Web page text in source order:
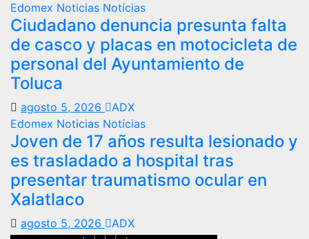
Edomex Noticias Notícias
Ciudadano denuncia presunta falta
de casco y placas en motocicleta de
personal del Ayuntamiento de
Toluca
agosto 5, 2026
ADX
Edomex Noticias Notícias
Joven de 17 años resulta lesionado y
es trasladado a hospital tras
presentar traumatismo ocular en
Xalatlaco
agosto 5, 2026 ADX